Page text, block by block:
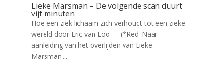
Lieke Marsman – De volgende scan duurt
vijf minuten
Hoe een ziek lichaam zich verhoudt tot een zieke
wereld door Eric van Loo - - (*Red. Naar
aanleiding van het overlijden van Lieke
Marsman....